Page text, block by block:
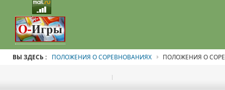
ВЫ ЗДЕСЬ : ПОЛОЖЕНИЯ О СОРЕВНОВАНИЯХ ПОЛОЖЕНИЯ О